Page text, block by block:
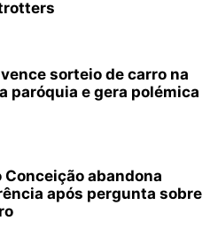
sorteio de carro na
paróquia e gera polémica
Conceição abandona
após pergunta sobre